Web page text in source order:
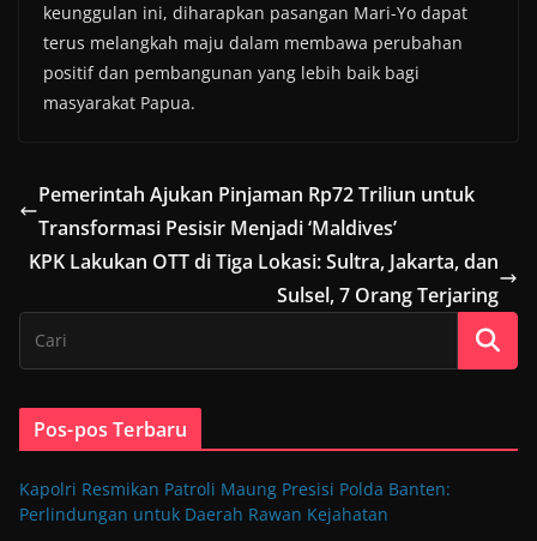
keunggulan ini, diharapkan pasangan Mari-Yo dapat
terus melangkah maju dalam membawa perubahan
positif dan pembangunan yang lebih baik bagi
masyarakat Papua.
Pemerintah Ajukan Pinjaman Rp72 Triliun untuk
Transformasi Pesisir Menjadi ‘Maldives’
KPK Lakukan OTT di Tiga Lokasi: Sultra, Jakarta, dan
Sulsel, 7 Orang Terjaring
Pos-pos Terbaru
Kapolri Resmikan Patroli Maung Presisi Polda Banten:
Perlindungan untuk Daerah Rawan Kejahatan